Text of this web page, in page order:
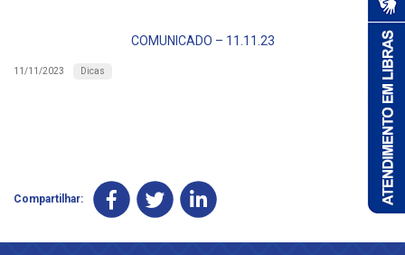
COMUNICADO – 11.11.23
11/11/2023 Dicas
Compartilhar: